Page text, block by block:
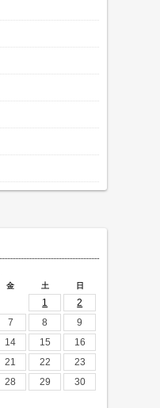
金 土 日
1
2
7 8
9
14 15
16
21 22
23
28 29
30